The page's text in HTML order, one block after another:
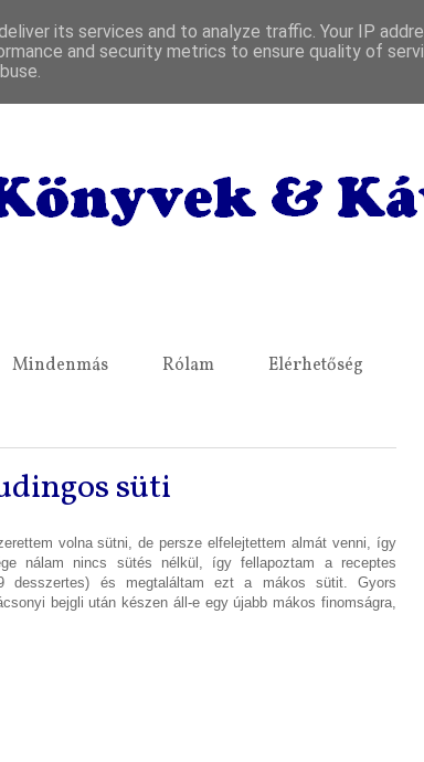
Mindenmás Rólam Elérhetőség
süti
volna sütni, de persze elfelejtettem almát venni, így
nálam nincs sütés nélkül, így fellapoztam a receptes
desszertes) és megtaláltam ezt a mákos sütit. Gyors
bejgli után készen áll-e egy újabb mákos finomságra,
its services and to analyze traffic. Your IP
and security metrics to ensure quality of